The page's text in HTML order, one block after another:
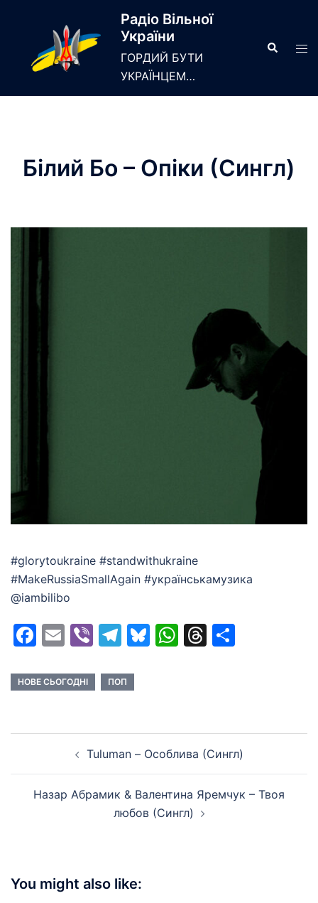
Радіо Вільної
України
ГОРДИЙ БУТИ
УКРАЇНЦЕМ…
Search
Білий Бо – Опіки (Сингл)
#glorytoukraine #standwithukraine
#MakeRussiaSmallAgain #українськамузика
@iambilibo
Facebook
EmailViberTelegram
Bluesky
WhatsApp
Threads
НОВЕ СЬОГОДНІ ПОП
navigationTuluman – Особлива (Сингл)
Назар Абрамик & Валентина Яремчук – Твоя
любов (Сингл)
You might also like: